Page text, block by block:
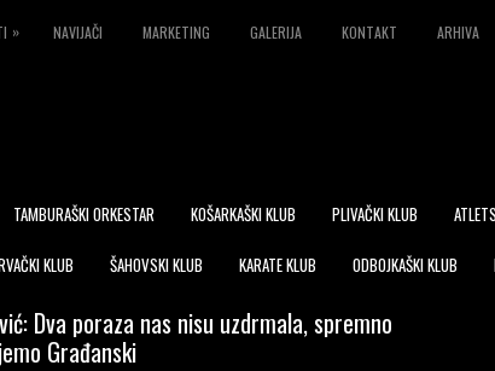
» NAVIJAČI MARKETING GALERIJA KONTAKT ARHIVA
TAMBURAŠKI ORKESTAR KOŠARKAŠKI KLUB PLIVAČKI KLUB
KLUB ŠAHOVSKI KLUB KARATE KLUB ODBOJKAŠKI KLUB
Dva poraza nas nisu uzdrmala, spremno
Građanski